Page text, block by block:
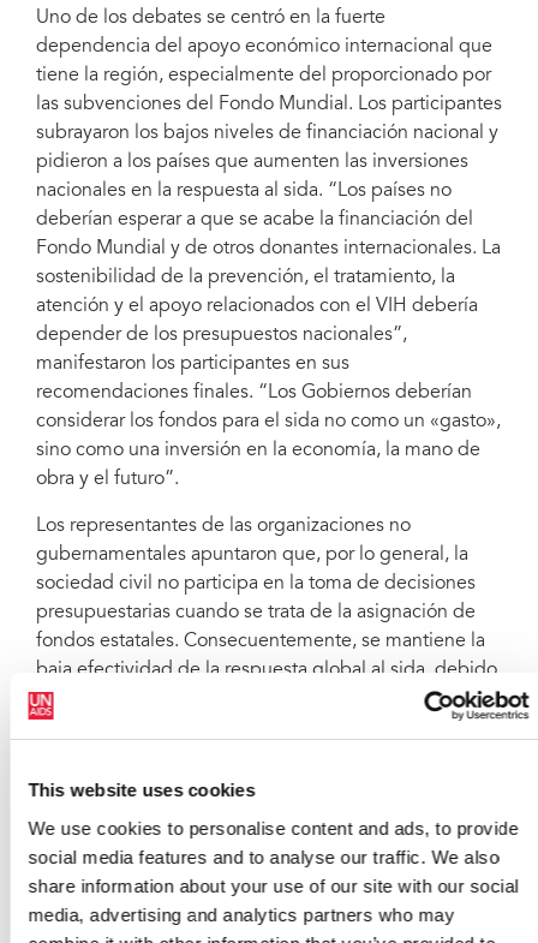
This website uses cookies
We use cookies to personalise content and ads, to provide
social media features and to analyse our traffic. We also
share information about your use of our site with our social
media, advertising and analytics partners who may
Uno de los debates se centró en la fuerte
dependencia del apoyo económico internacional que
tiene la región, especialmente del proporcionado por
las subvenciones del Fondo Mundial. Los participantes
subrayaron los bajos niveles de financiación nacional y
pidieron a los países que aumenten las inversiones
nacionales en la respuesta al sida. “Los países no
deberían esperar a que se acabe la financiación del
Fondo Mundial y de otros donantes internacionales. La
sostenibilidad de la prevención, el tratamiento, la
atención y el apoyo relacionados con el VIH debería
depender de los presupuestos nacionales”,
manifestaron los participantes en sus
recomendaciones finales. “Los Gobiernos deberían
considerar los fondos para el sida no como un «gasto»,
sino como una inversión en la economía, la mano de
obra y el futuro”.
Los representantes de las organizaciones no
gubernamentales apuntaron que, por lo general, la
sociedad civil no participa en la toma de decisiones
presupuestarias cuando se trata de la asignación de
fondos estatales. Consecuentemente, se mantiene la
baja efectividad de la respuesta global al sida, debido
a la capacidad limitada del Estado para hacer frente a
prevención del VIH que faciliten información a los
jóvenes, que les hagan más conscientes y que
promuevan el uso del preservativo para prevenir la
transmisión sexual del VIH. Se hizo referencia a la